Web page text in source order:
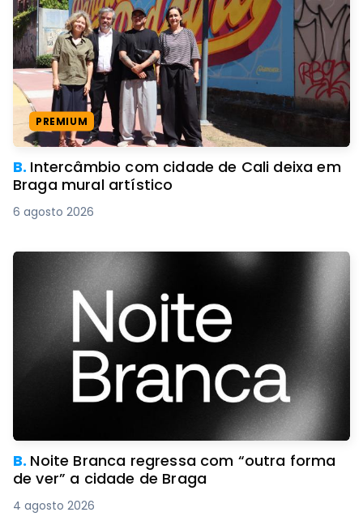
PREMIUM
B. Intercâmbio com cidade de Cali deixa em
Braga mural artístico
6 agosto 2026
B. Noite Branca regressa com “outra forma
de ver” a cidade de Braga
4 agosto 2026